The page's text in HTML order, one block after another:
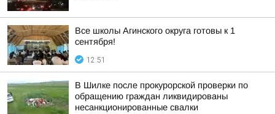
Все школы Агинского округа готовы к 1
сентября!
12:51
В Шилке после прокурорской проверки по
обращению граждан ликвидированы
несанкционированные свалки